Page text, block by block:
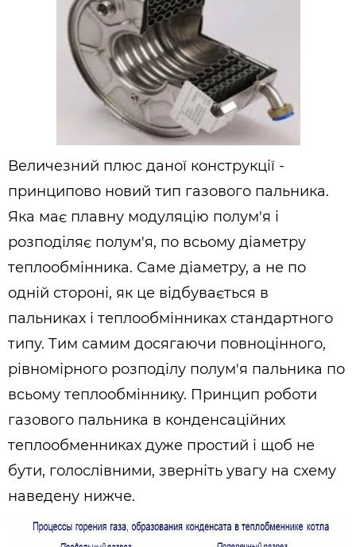
Величезний плюс даної конструкції -
принципово новий тип газового пальника.
Яка має плавну модуляцію полум'я і
розподіляє полум'я, по всьому діаметру
теплообмінника. Саме діаметру, а не по
одній стороні, як це відбувається в
пальниках і теплообмінниках стандартного
типу. Тим самим досягаючи повноцінного,
рівномірного розподілу полум'я пальника по
всьому теплообміннику. Принцип роботи
газового пальника в конденсаційних
теплообменниках дуже простий і щоб не
бути, голослівними, зверніть увагу на схему
наведену нижче.